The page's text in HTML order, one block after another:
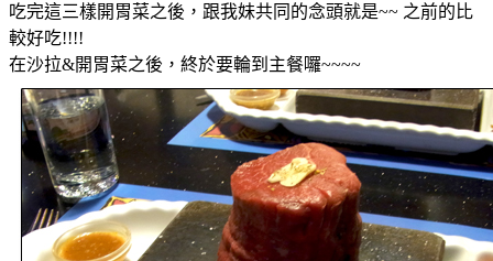
吃完這三樣開胃菜之後，跟我妹共同的念頭就是~~ 之前的比
較好吃!!!!
在沙拉&開胃菜之後，終於要輪到主餐囉~~~~